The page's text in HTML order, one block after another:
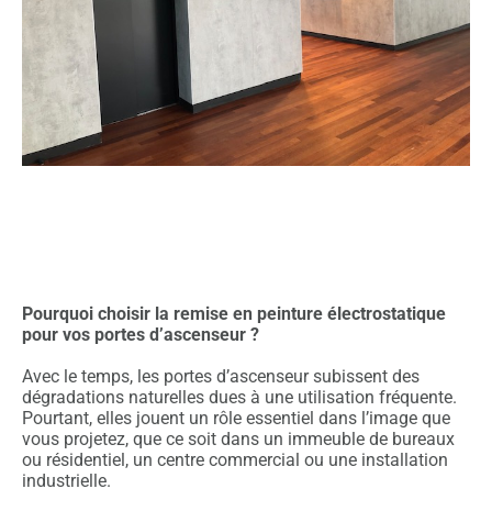
Pourquoi choisir la remise en peinture électrostatique
pour vos portes d’ascenseur ?
Avec le temps, les portes d’ascenseur subissent des
dégradations naturelles dues à une utilisation fréquente.
Pourtant, elles jouent un rôle essentiel dans l’image que
vous projetez, que ce soit dans un immeuble de bureaux
ou résidentiel, un centre commercial ou une installation
industrielle.